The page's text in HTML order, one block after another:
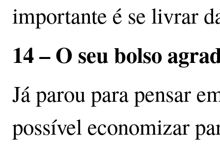
importante é se livrar
14 – O seu bolso
Já parou para pensar
possível economizar